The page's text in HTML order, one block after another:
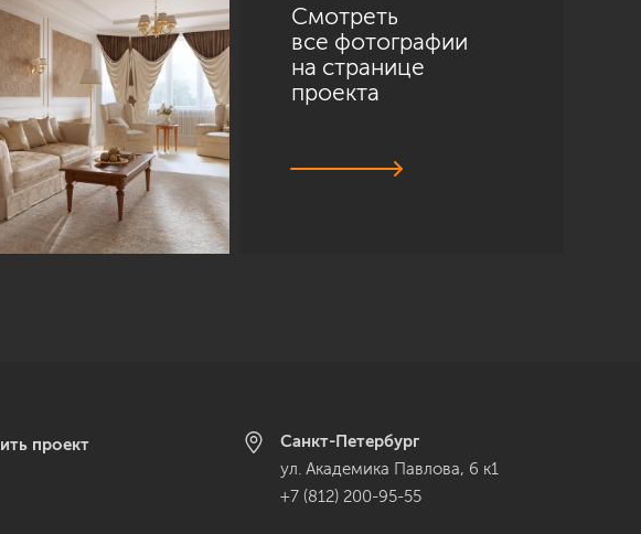
Смотреть
все фотографии
на странице
проекта
проект
Санкт-Петербург
ул. Академика Павлова, 6 к1
+7 (812) 200-95-55